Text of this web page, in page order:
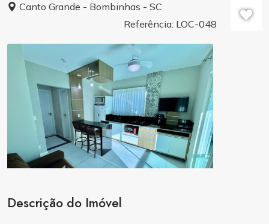
Canto Grande - Bombinhas - SC
Referência: LOC-048
Descrição do Imóvel